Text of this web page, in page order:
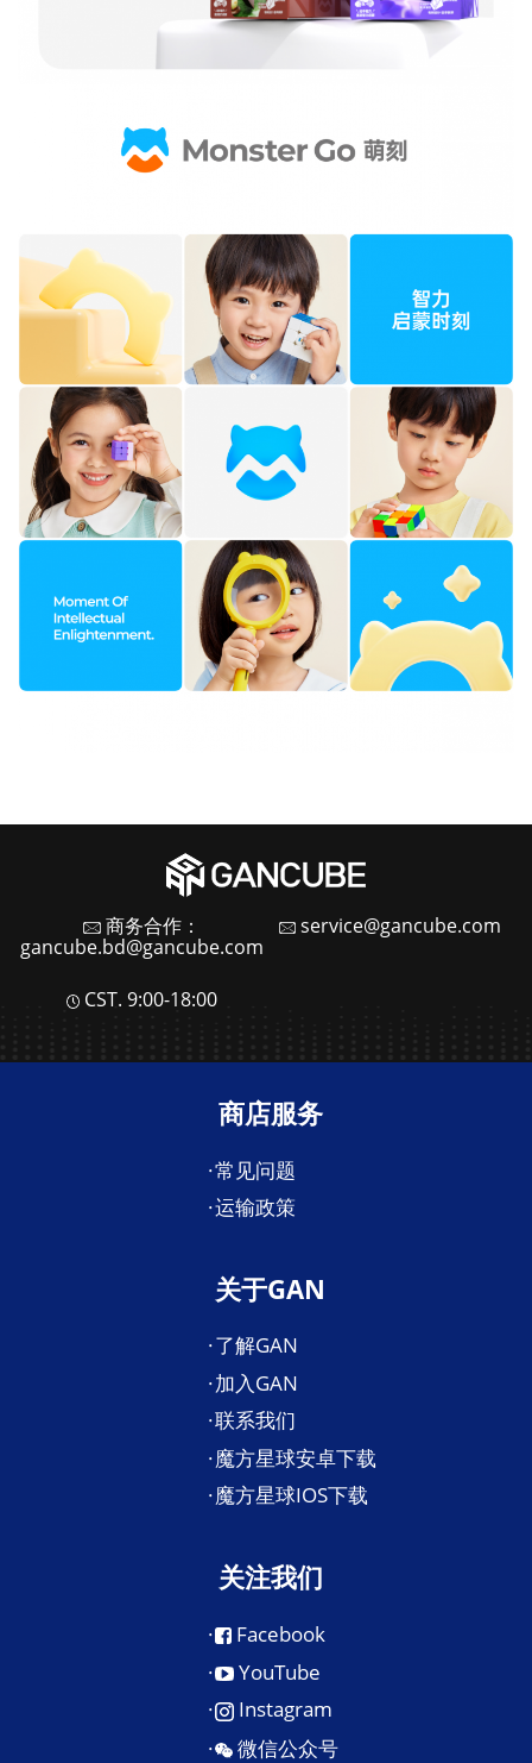
商务合作：
gancube.bd@gancube.com
service@gancube.com
CST. 9:00-18:00
商店服务
常见问题
运输政策
关于GAN
了解GAN
加入GAN
联系我们
魔方星球安卓下载
魔方星球IOS下载
关注我们
Facebook
YouTube
Instagram
微信公众号